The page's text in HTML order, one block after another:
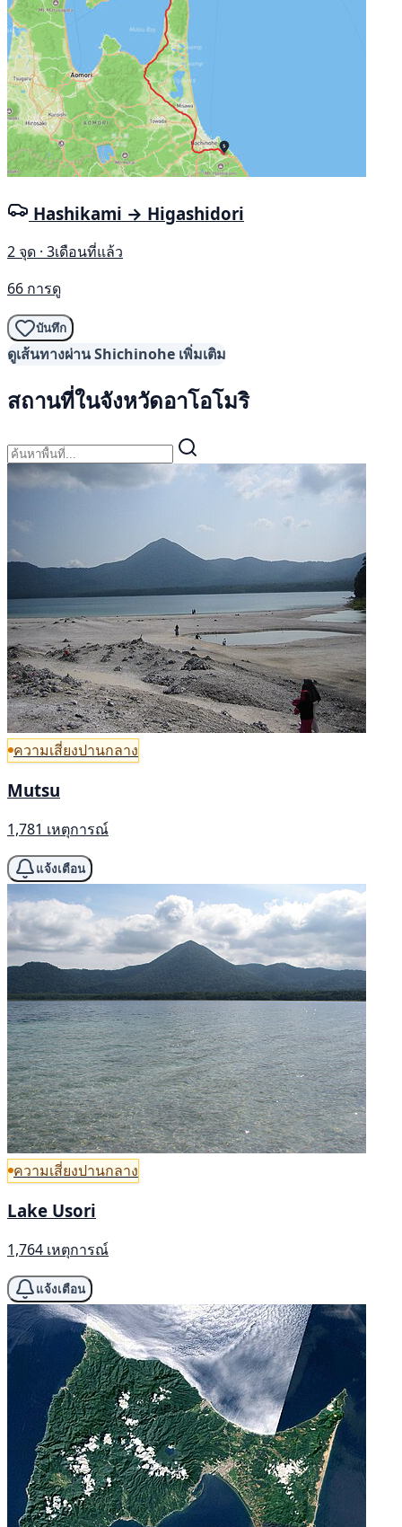
Hashikami → Higashidori
2 จุด · 3เดือนที่แล้ว
66 การดู
บันทึก
ดูเส้นทางผ่าน Shichinohe เพิ่มเติม
สถานที่ในจังหวัดอาโอโมริ
ความเสี่ยงปานกลาง
Mutsu
1,781 เหตุการณ์
แจ้งเตือน
ความเสี่ยงปานกลาง
Lake Usori
1,764 เหตุการณ์
แจ้งเตือน